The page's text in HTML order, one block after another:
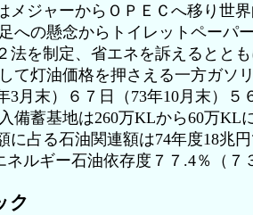
メジャーからＯＰＥＣへ移り世
懸念からトイレットペーパー
法を制定、省エネを訴えるとと
油価格を押さえる一方ガソリ
月末）６７日（73年10月末）５
地は260万KLから60万KLに
に占る石油関連額は74年度18兆
ルギー石油依存度７７.4％（７
ク